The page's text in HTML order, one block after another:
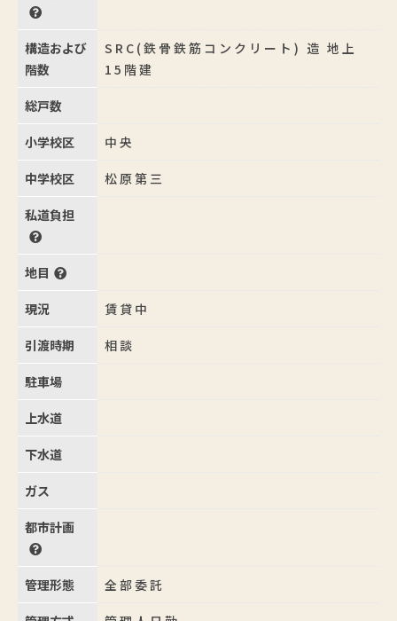
構造および
階数
SRC(鉄骨鉄筋コンクリート) 造 地上
15階建
総戸数
小学校区 中央
中学校区 松原第三
私道負担
地目
現況 賃貸中
引渡時期 相談
駐車場
上水道
下水道
ガス
都市計画
管理形態 全部委託